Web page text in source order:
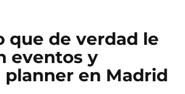
que de verdad le
eventos y
en Madrid